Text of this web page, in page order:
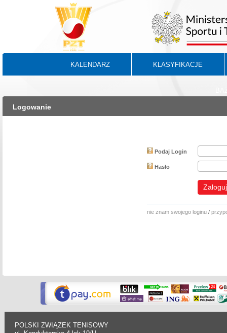
KALENDARZ KLASYFIKACJE
Logowanie
Podaj Login
Hasło
Zaloguj
nie znam swojego loginu /
POLSKI ZWIĄZEK TENISOWY